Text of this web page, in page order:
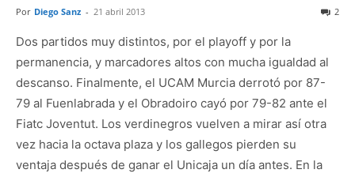
Por Diego Sanz - 21 abril 2013 2
Dos partidos muy distintos, por el playoff y por la
permanencia, y marcadores altos con mucha igualdad al
descanso. Finalmente, el UCAM Murcia derrotó por 87-
79 al Fuenlabrada y el Obradoiro cayó por 79-82 ante el
Fiatc Joventut. Los verdinegros vuelven a mirar así otra
vez hacia la octava plaza y los gallegos pierden su
ventaja después de ganar el Unicaja un día antes. En la